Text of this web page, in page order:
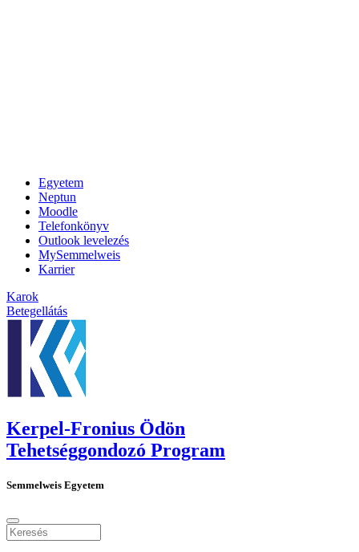
Egyetem
Neptun
Moodle
Telefonkönyv
Outlook levelezés
MySemmelweis
Karrier
Karok
Betegellátás
Kerpel-Fronius Ödön
Tehetséggondozó Program
Semmelweis Egyetem